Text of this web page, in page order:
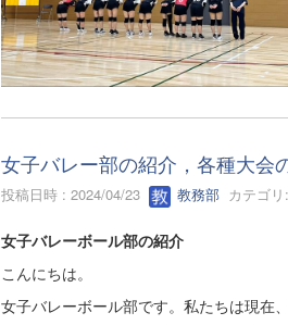
女子バレー部の紹介，各種大会
投稿日時 : 2024/04/23 教務部カテゴリ:
女子バレーボール部の紹介
こんにちは。
女子バレーボール部です。私たちは現在